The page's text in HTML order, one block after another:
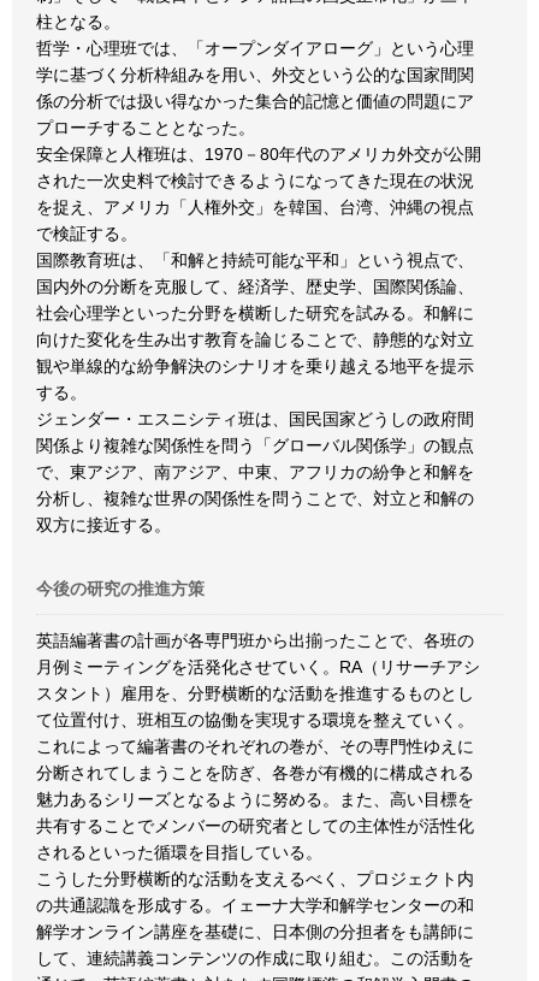
柱となる。
哲学・心理班では、「オープンダイアローグ」という心理
学に基づく分析枠組みを用い、外交という公的な国家間関
係の分析では扱い得なかった集合的記憶と価値の問題にア
プローチすることとなった。
安全保障と人権班は、1970－80年代のアメリカ外交が公開
された一次史料で検討できるようになってきた現在の状況
を捉え、アメリカ「人権外交」を韓国、台湾、沖縄の視点
で検証する。
国際教育班は、「和解と持続可能な平和」という視点で、
国内外の分断を克服して、経済学、歴史学、国際関係論、
社会心理学といった分野を横断した研究を試みる。和解に
向けた変化を生み出す教育を論じることで、静態的な対立
観や単線的な紛争解決のシナリオを乗り越える地平を提示
する。
ジェンダー・エスニシティ班は、国民国家どうしの政府間
関係より複雑な関係性を問う「グローバル関係学」の観点
で、東アジア、南アジア、中東、アフリカの紛争と和解を
分析し、複雑な世界の関係性を問うことで、対立と和解の
双方に接近する。
今後の研究の推進方策
英語編著書の計画が各専門班から出揃ったことで、各班の
月例ミーティングを活発化させていく。RA（リサーチアシ
スタント）雇用を、分野横断的な活動を推進するものとし
て位置付け、班相互の協働を実現する環境を整えていく。
これによって編著書のそれぞれの巻が、その専門性ゆえに
分断されてしまうことを防ぎ、各巻が有機的に構成される
魅力あるシリーズとなるように努める。また、高い目標を
共有することでメンバーの研究者としての主体性が活性化
されるといった循環を目指している。
こうした分野横断的な活動を支えるべく、プロジェクト内
の共通認識を形成する。イェーナ大学和解学センターの和
解学オンライン講座を基礎に、日本側の分担者をも講師に
して、連続講義コンテンツの作成に取り組む。この活動を